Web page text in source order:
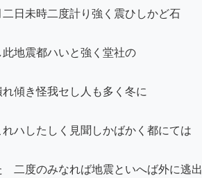
日未時二度計り強く震ひしかど石
地震都ハいと強く堂社の
傾き怪我セし人も多く冬に
ハしたしく見聞しかばかく都にては
二度のみなれば地震といへば外に逃出